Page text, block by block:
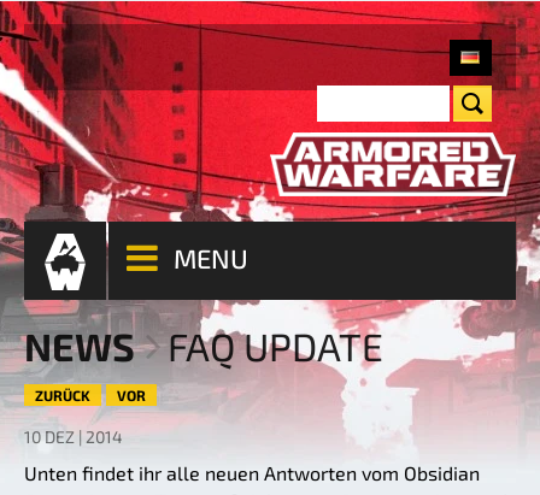
MENU
NEWS FAQ UPDATE
ZURÜCK VOR
10 DEZ | 2014
Unten findet ihr alle neuen Antworten vom Obsidian